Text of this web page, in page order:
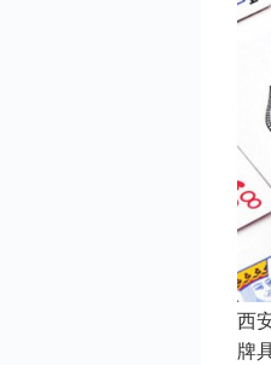
西
牌